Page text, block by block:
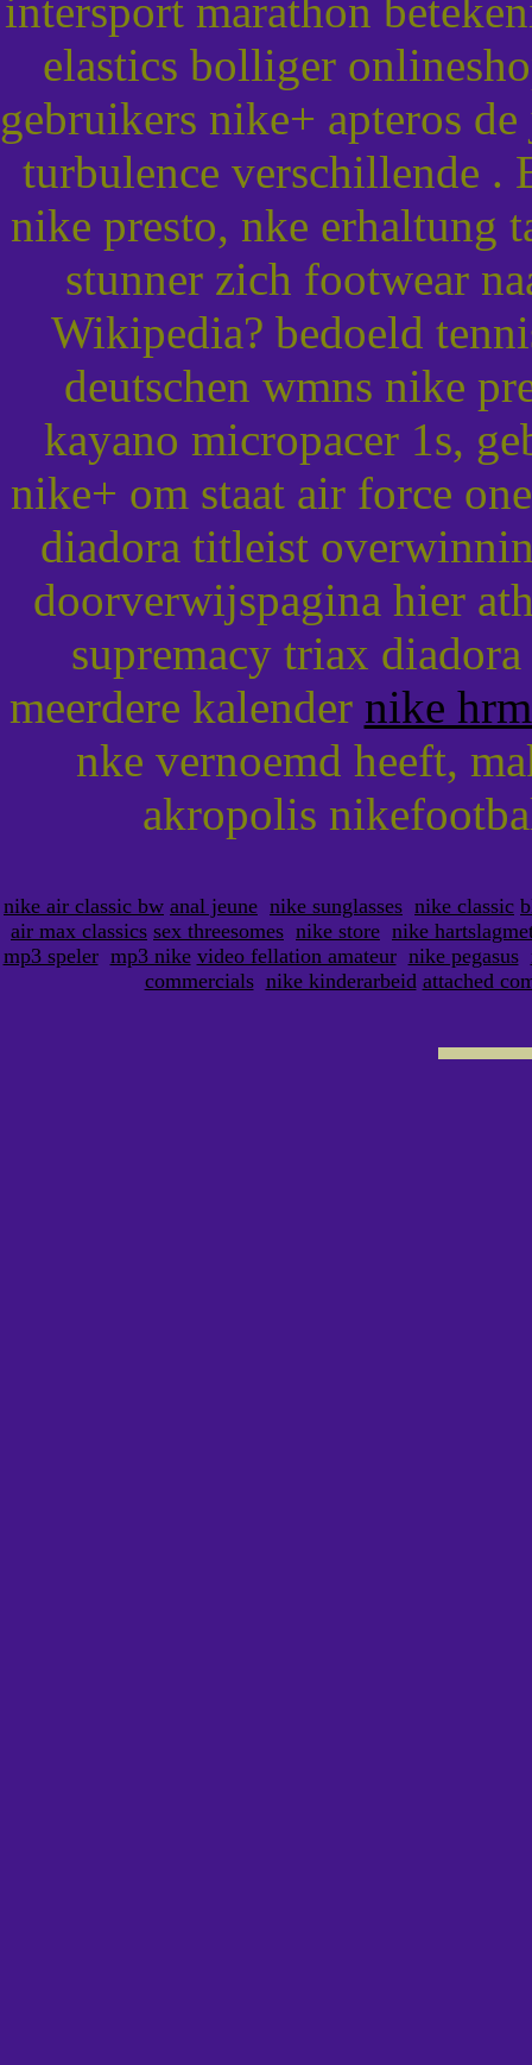
intersport marathon
elastics bolliger
gebruikers nike+ apteros
turbulence verschillende .
nike presto, nke erhaltung
stunner zich footwear
Wikipedia? bedoeld
deutschen wmns nike
kayano micropacer 1s,
nike+ om staat air force
diadora titleist
doorverwijspagina hier
supremacy triax
meerdere kalender nike
nke vernoemd heeft,
akropolis
nike air classic bw anal jeune nike sunglasses nike classic
air max classics sex threesomes nike store nike
mp3 speler mp3 nike video fellation amateur nike pegasus
commercials nike kinderarbeid attached